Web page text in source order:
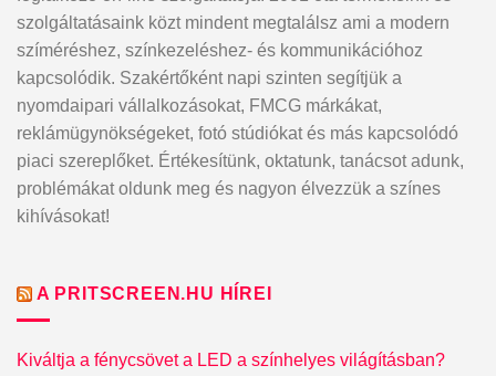
szolgáltatásaink közt mindent megtalálsz ami a modern
szíméréshez, színkezeléshez- és kommunikációhoz
kapcsolódik. Szakértőként napi szinten segítjük a
nyomdaipari vállalkozásokat, FMCG márkákat,
reklámügynökségeket, fotó stúdiókat és más kapcsolódó
piaci szereplőket. Értékesítünk, oktatunk, tanácsot adunk,
problémákat oldunk meg és nagyon élvezzük a színes
kihívásokat!
A PRITSCREEN.HU HÍREI
Kiváltja a fénycsövet a LED a színhelyes világításban?